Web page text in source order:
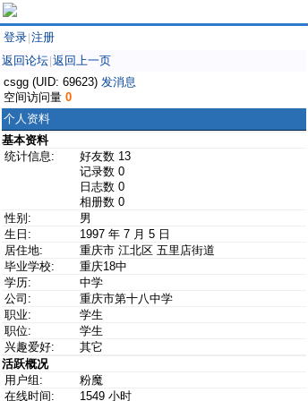
登录 注册
返回论坛 返回上一页
csgg (UID: 69623) 发消息
空间访问量 0
个人资料
基本资料
统计信息:
好友数 13
记录数 0
日志数 0
相册数 0
性别:
男
生日:
1997 年 7 月 5 日
居住地:
重庆市 江北区 五里店街道
毕业学校:
重庆18中
学历:
中学
公司:
重庆市第十八中学
职业:
学生
职位:
学生
兴趣爱好:
其它
活跃概况
用户组:
粉魔
在线时间:
1549 小时